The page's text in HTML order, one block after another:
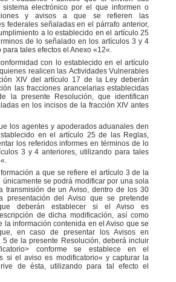
electrónico por el que informen o
y avisos a que se refieren las
federales señaladas en el párrafo anterior,
a lo establecido en el artículo 25
de lo señalado en los artículos 3 y 4
tales efectos el Anexo «12«.
con lo establecido en el artículo
realicen las Actividades Vulnerables
XIV del artículo 17 de la Ley deberán
las fracciones arancelarias establecidas
la presente Resolución, que identifican
en los incisos de la fracción XIV antes
los agentes y apoderados aduanales den
en el artículo 25 de las Reglas,
los referidos informes en términos de lo
3 y 4 anteriores, utilizando para tales
«
a que se refiere el artículo 3 de la
se podrá modificar por una sola
transmisión de un Aviso, dentro de los 30
presentación del Aviso que se pretende
deberán establecer si el Aviso es
de dicha modificación, así como
la información contenida en el Aviso que se
en caso de presentar los Avisos en
5 de la presente Resolución, deberá incluir
conforme se establece en el
si el aviso es modificatorio« y capturar la
de ésta, utilizando para tal efecto el